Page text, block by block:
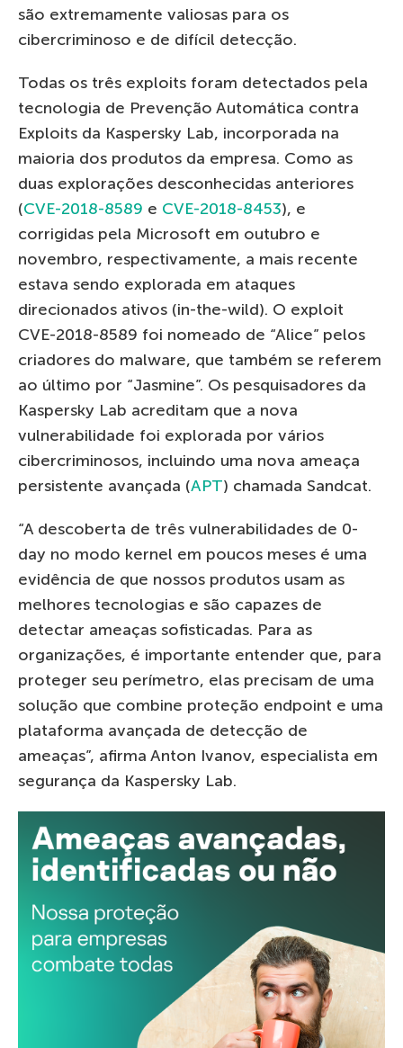
são extremamente valiosas para os
cibercriminoso e de difícil detecção.
Todas os três exploits foram detectados pela
tecnologia de Prevenção Automática contra
Exploits da Kaspersky Lab, incorporada na
maioria dos produtos da empresa. Como as
duas explorações desconhecidas anteriores
(CVE-2018-8589 e CVE-2018-8453), e
corrigidas pela Microsoft em outubro e
novembro, respectivamente, a mais recente
estava sendo explorada em ataques
direcionados ativos (in-the-wild). O exploit
CVE-2018-8589 foi nomeado de “Alice” pelos
criadores do malware, que também se referem
ao último por “Jasmine”. Os pesquisadores da
Kaspersky Lab acreditam que a nova
vulnerabilidade foi explorada por vários
cibercriminosos, incluindo uma nova ameaça
persistente avançada (APT) chamada Sandcat.
“A descoberta de três vulnerabilidades de 0-
day no modo kernel em poucos meses é uma
evidência de que nossos produtos usam as
melhores tecnologias e são capazes de
detectar ameaças sofisticadas. Para as
organizações, é importante entender que, para
proteger seu perímetro, elas precisam de uma
solução que combine proteção endpoint e uma
plataforma avançada de detecção de
ameaças”, afirma Anton Ivanov, especialista em
segurança da Kaspersky Lab.